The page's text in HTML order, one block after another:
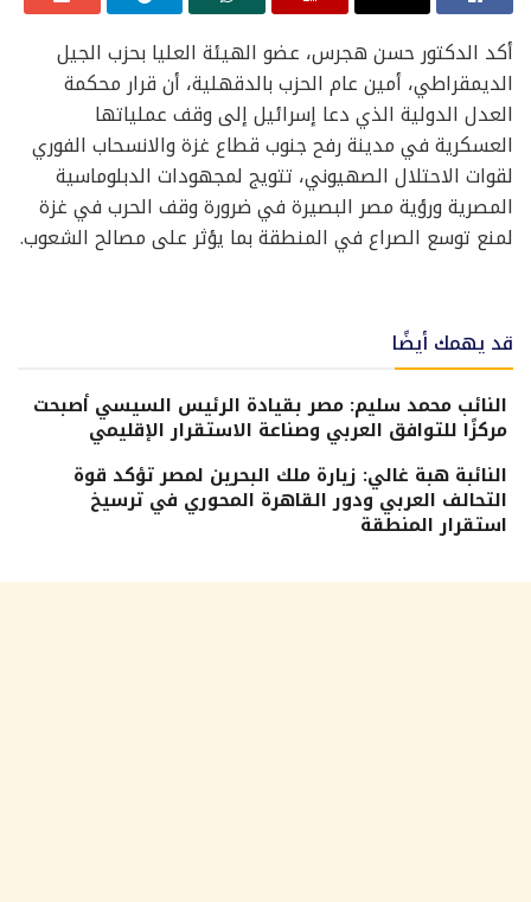
أكد الدكتور حسن هجرس، عضو الهيئة العليا بحزب الجيل
الديمقراطي، أمين عام الحزب بالدقهلية، أن قرار محكمة
العدل الدولية الذي دعا إسرائيل إلى وقف عملياتها
العسكرية في مدينة رفح جنوب قطاع غزة والانسحاب الفوري
لقوات الاحتلال الصهيوني، تتويج لمجهودات الدبلوماسية
المصرية ورؤية مصر البصيرة في ضرورة وقف الحرب في غزة
لمنع توسع الصراع في المنطقة بما يؤثر على مصالح الشعوب.
قد يهمك أيضًا
النائب محمد سليم: مصر بقيادة الرئيس السيسي أصبحت
مركزًا للتوافق العربي وصناعة الاستقرار الإقليمي
النائبة هبة غالي: زيارة ملك البحرين لمصر تؤكد قوة
التحالف العربي ودور القاهرة المحوري في ترسيخ
استقرار المنطقة